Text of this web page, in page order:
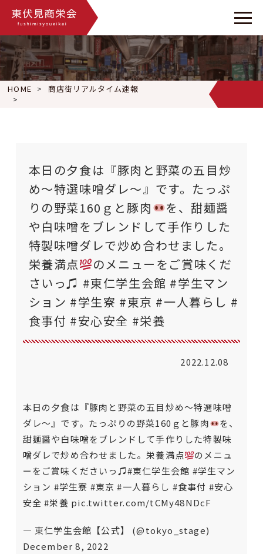
HOME
商店街リアルタイム速報
本日の夕食は『豚肉と野菜の五目炒め〜特選味噌ダレ〜』です
本日の夕食は『豚肉と野菜の五目炒
め〜特選味噌ダレ〜』です。たっぷ
りの野菜160ｇと豚肉
を、甜麺醤
や白味噌をブレンドして手作りした
特製味噌ダレで炒め合わせました。
栄養満点
のメニューをご賞味くだ
さいっ♫ #東仁学生会館 #学生マン
ション #学生寮 #東京 #一人暮らし #
食事付 #安心安全 #栄養
2022.12.08
本日の夕食は『豚肉と野菜の五目炒め〜特選味噌
ダレ〜』です。たっぷりの野菜160ｇと豚肉
を、
甜麺醤や白味噌をブレンドして手作りした特製味
噌ダレで炒め合わせました。栄養満点
のメニュ
ーをご賞味くださいっ♫#東仁学生会館 #学生マン
ション #学生寮 #東京 #一人暮らし #食事付 #安心
安全 #栄養 pic.twitter.com/tCMy48NDcF
— 東仁学生会館【公式】 (@tokyo_stage)
December 8, 2022